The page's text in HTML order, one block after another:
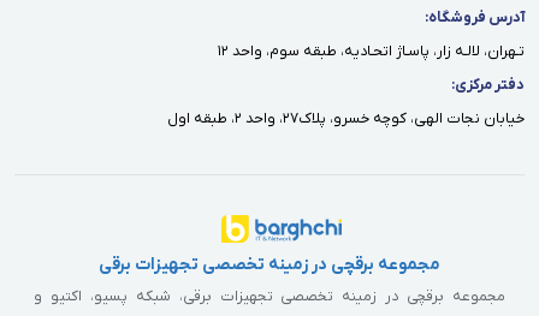
آدرس فروشگاه:
تـهران، لالـه زار، پاسـاژ اتحـاديه، طبقه سوم، واحد ١٢
دفتر مركزى:
خيابان نجات الهى، كوچه خسرو، پلاك٢٧، واحد ٢، طبقه اول
مجموعه برقچی در زمینه تخصصی تجهیزات برقی
مجموعه برقچی در زمینه تخصصی تجهیزات برقی، شبکه پسیو، اکتیو و